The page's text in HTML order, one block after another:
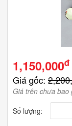
1,150,000đ
Giá gốc:
Giá trên chưa bao
Số lượng: